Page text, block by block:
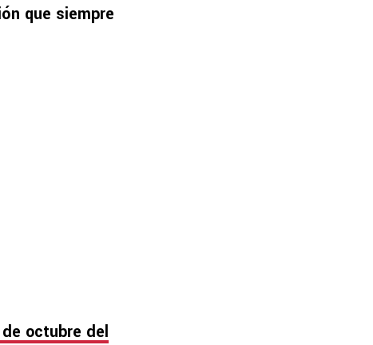
que siempre
octubre del